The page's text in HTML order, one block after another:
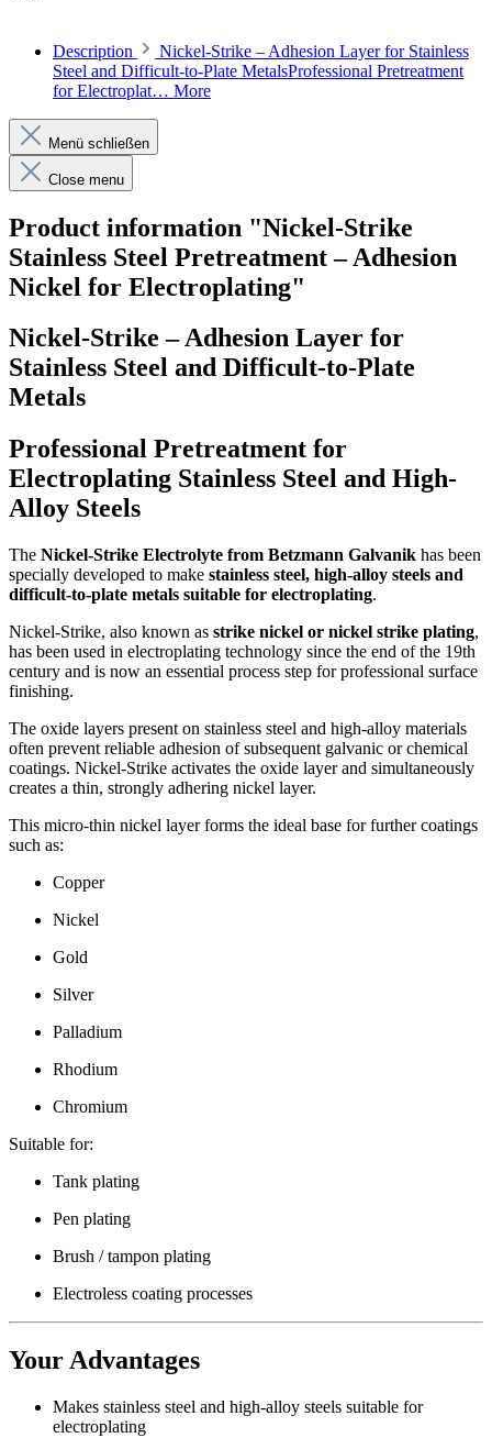
Description
Nickel-Strike – Adhesion Layer for Stainless
Steel and Difficult-to-Plate MetalsProfessional Pretreatment
for Electroplat… More
Menü schließen
Close menu
Product information "Nickel-Strike
Stainless Steel Pretreatment – Adhesion
Nickel for Electroplating"
Nickel-Strike – Adhesion Layer for
Stainless Steel and Difficult-to-Plate
Metals
Professional Pretreatment for
Electroplating Stainless Steel and High-
Alloy Steels
The Nickel-Strike Electrolyte from Betzmann Galvanik has been
specially developed to make stainless steel, high-alloy steels and
difficult-to-plate metals suitable for electroplating.
Nickel-Strike, also known as strike nickel or nickel strike plating,
has been used in electroplating technology since the end of the 19th
century and is now an essential process step for professional surface
finishing.
The oxide layers present on stainless steel and high-alloy materials
often prevent reliable adhesion of subsequent galvanic or chemical
coatings. Nickel-Strike activates the oxide layer and simultaneously
creates a thin, strongly adhering nickel layer.
This micro-thin nickel layer forms the ideal base for further coatings
such as:
Copper
Nickel
Gold
Silver
Palladium
Rhodium
Chromium
Suitable for:
Tank plating
Pen plating
Brush / tampon plating
Electroless coating processes
Your Advantages
Makes stainless steel and high-alloy steels suitable for
electroplating